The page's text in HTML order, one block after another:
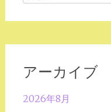
アーカイブ
2026年8月